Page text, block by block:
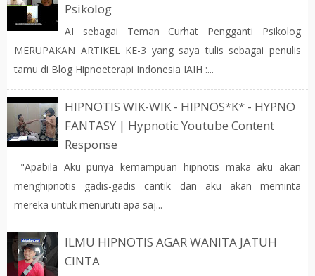
Psikolog
AI sebagai Teman Curhat Pengganti Psikolog
MERUPAKAN ARTIKEL KE-3 yang saya tulis sebagai penulis
tamu di Blog Hipnoeterapi Indonesia IAIH :...
HIPNOTIS WIK-WIK - HIPNOS*K* - HYPNO
FANTASY | Hypnotic Youtube Content
Response
"Apabila Aku punya kemampuan hipnotis maka aku akan
menghipnotis gadis-gadis cantik dan aku akan meminta
mereka untuk menuruti apa saj...
ILMU HIPNOTIS AGAR WANITA JATUH
CINTA